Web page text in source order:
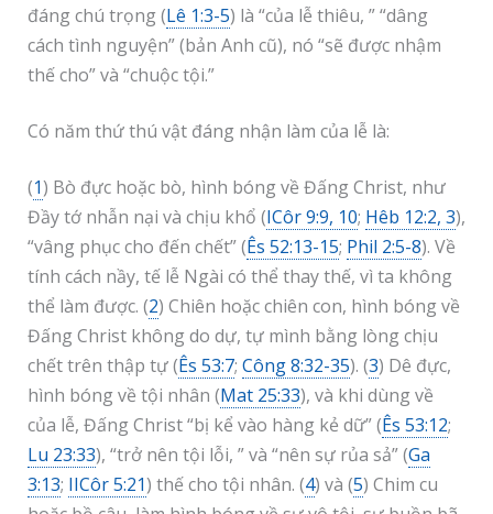
đáng chú trọng (Lê 1:3-5) là “của lễ thiêu, ” “dâng
cách tình nguyện” (bản Anh cũ), nó “sẽ được nhậm
thế cho” và “chuộc tội.”
Có năm thứ thú vật đáng nhận làm của lễ là:
(1) Bò đực hoặc bò, hình bóng về Đấng Christ, như
Đầy tớ nhẫn nại và chịu khổ (ICôr 9:9, 10; Hêb 12:2, 3),
“vâng phục cho đến chết” (Ês 52:13-15; Phil 2:5-8). Về
tính cách nầy, tế lễ Ngài có thể thay thế, vì ta không
thể làm được. (2) Chiên hoặc chiên con, hình bóng về
Đấng Christ không do dự, tự mình bằng lòng chịu
chết trên thập tự (Ês 53:7; Công 8:32-35). (3) Dê đực,
hình bóng về tội nhân (Mat 25:33), và khi dùng về
của lễ, Đấng Christ “bị kể vào hàng kẻ dữ” (Ês 53:12;
Lu 23:33), “trở nên tội lỗi, ” và “nên sự rủa sả” (Ga
3:13; IICôr 5:21) thế cho tội nhân. (4) và (5) Chim cu